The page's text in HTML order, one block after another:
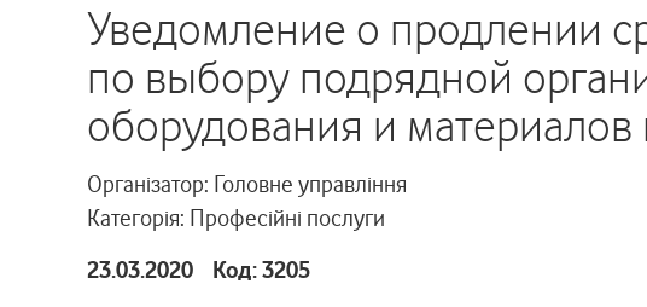
Уведомление о продлении
по выбору подрядной
оборудования и
Організатор: Головне управління
Категорія: Професійні послуги
23.03.2020 Код: 3205